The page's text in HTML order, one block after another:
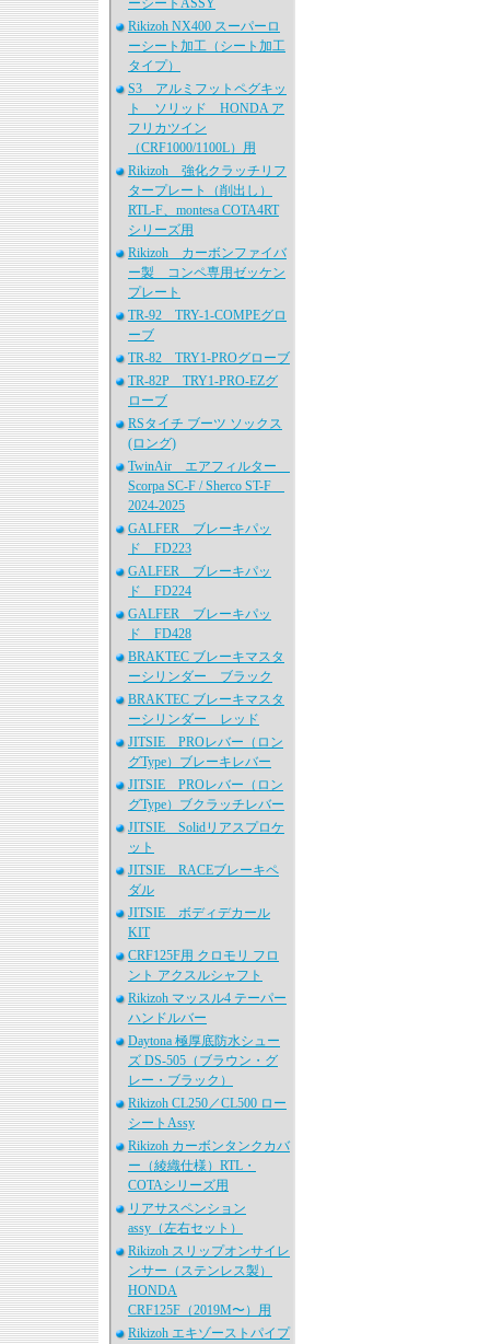
ーシートASSY
Rikizoh NX400 スーパーロ
ーシート加工（シート加工
タイプ）
S3 アルミフットペグキッ
ト ソリッド HONDA ア
フリカツイン
（CRF1000/1100L）用
Rikizoh 強化クラッチリフ
タープレート（削出し）
RTL-F、montesa COTA4RT
シリーズ用
Rikizoh カーボンファイバ
ー製 コンペ専用ゼッケン
プレート
TR-92 TRY-1-COMPEグロ
ーブ
TR-82 TRY1-PROグローブ
TR-82P TRY1-PRO-EZグ
ローブ
RSタイチ ブーツ ソックス
(ロング)
TwinAir エアフィルター
Scorpa SC-F / Sherco ST-F
2024-2025
GALFER ブレーキパッ
ド FD223
GALFER ブレーキパッ
ド FD224
GALFER ブレーキパッ
ド FD428
BRAKTEC ブレーキマスタ
ーシリンダー ブラック
BRAKTEC ブレーキマスタ
ーシリンダー レッド
JITSIE PROレバー（ロン
グType）ブレーキレバー
JITSIE PROレバー（ロン
グType）ブクラッチレバー
JITSIE Solidリアスプロケ
ット
JITSIE RACEブレーキペ
ダル
JITSIE ボディデカール
KIT
CRF125F用 クロモリ フロ
ント アクスルシャフト
Rikizoh マッスル4 テーパー
ハンドルバー
Daytona 極厚底防水シュー
ズ DS-505（ブラウン・グ
レー・ブラック）
Rikizoh CL250／CL500 ロー
シートAssy
Rikizoh カーボンタンクカバ
ー（綾織仕様）RTL・
COTAシリーズ用
リアサスペンション
assy（左右セット）
Rikizoh スリップオンサイレ
ンサー（ステンレス製）
HONDA
CRF125F（2019M〜）用
Rikizoh エキゾーストパイプ